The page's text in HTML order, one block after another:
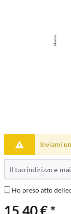
Inviami
Ho preso atto delle
15,40 € *